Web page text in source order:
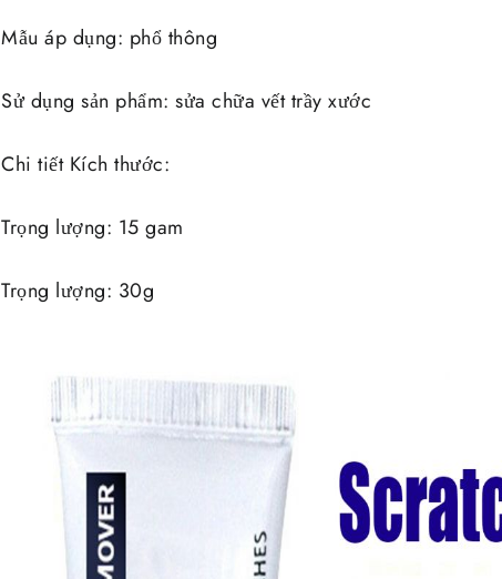
Mẫu áp dụng: phổ thông
Sử dụng sản phẩm: sửa chữa vết trầy xước
Chi tiết Kích thước:
Trọng lượng: 15 gam
Trọng lượng: 30g